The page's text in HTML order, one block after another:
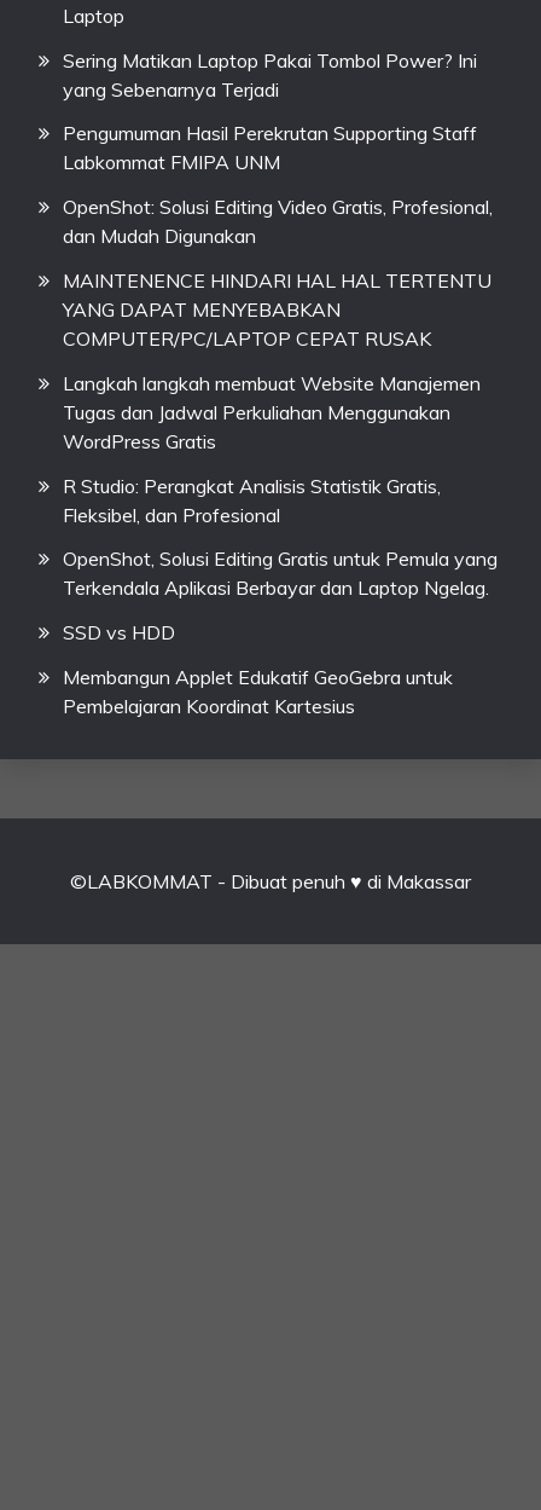
Laptop
Sering Matikan Laptop Pakai Tombol Power? Ini
yang Sebenarnya Terjadi
Pengumuman Hasil Perekrutan Supporting Staff
Labkommat FMIPA UNM
OpenShot: Solusi Editing Video Gratis, Profesional,
dan Mudah Digunakan
MAINTENENCE HINDARI HAL HAL TERTENTU
YANG DAPAT MENYEBABKAN
COMPUTER/PC/LAPTOP CEPAT RUSAK
Langkah langkah membuat Website Manajemen
Tugas dan Jadwal Perkuliahan Menggunakan
WordPress Gratis
R Studio: Perangkat Analisis Statistik Gratis,
Fleksibel, dan Profesional
OpenShot, Solusi Editing Gratis untuk Pemula yang
Terkendala Aplikasi Berbayar dan Laptop Ngelag.
SSD vs HDD
Membangun Applet Edukatif GeoGebra untuk
Pembelajaran Koordinat Kartesius
©LABKOMMAT - Dibuat penuh ♥ di Makassar